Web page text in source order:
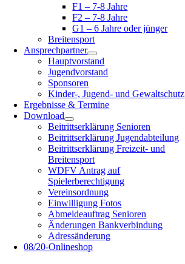
F1 – 7-8 Jahre
F2 – 7-8 Jahre
G1 – 6 Jahre oder jünger
Breitensport
Ansprechpartner
Hauptvorstand
Jugendvorstand
Sponsoren
Kinder-, Jugend- und Gewaltschutz
Ergebnisse & Termine
Download
Beitrittserklärung Senioren
Beitrittserklärung Jugendabteilung
Beitrittserklärung Freizeit- und
Breitensport
WDFV Antrag auf
Spielerberechtigung
Vereinsordnung
Einwilligung Fotos
Abmeldeauftrag Senioren
Änderungen Bankverbindung
Adressänderung
08/20-Onlineshop